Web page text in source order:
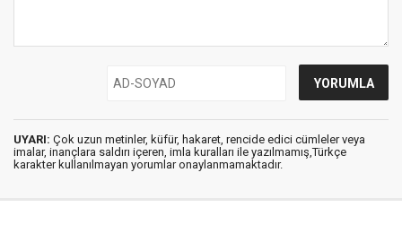
UYARI: Çok uzun metinler, küfür, hakaret, rencide edici cümleler veya
imalar, inançlara saldırı içeren, imla kuralları ile yazılmamış,Türkçe
karakter kullanılmayan yorumlar onaylanmamaktadır.